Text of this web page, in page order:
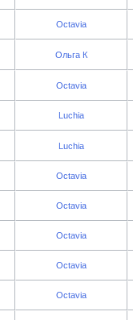
Octavia
Ольга К
Octavia
Luchia
Luchia
Octavia
Octavia
Octavia
Octavia
Octavia